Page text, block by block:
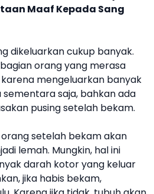
Maaf Kepada Sang
dikeluarkan cukup banyak.
orang yang merasa
mengeluarkan banyak
sementara saja, bahkan ada
pusing setelah bekam.
setelah bekam akan
lemah. Mungkin, hal ini
darah kotor yang keluar
jika habis bekam,